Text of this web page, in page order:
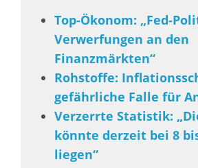
Top-Ökonom: „Fed-
Verwerfungen an den
Finanzmärkten“
Rohstoffe:
gefährliche Falle für
Verzerrte Statistik:
könnte derzeit bei 8
liegen“